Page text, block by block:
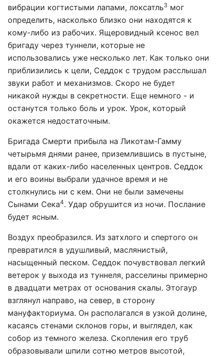
вибрации когтистыми лапами, локсатль3 мог
определить, насколько близко они находятся к
кому-либо из рабочих. Ящеровидный ксенос вел
бригаду через туннели, которые не
использовались уже несколько лет. Как только они
приблизились к цели, Седдок с трудом расслышал
звуки работ и механизмов. Скоро не будет
никакой нужды в секретности. Еще немного - и
останутся только боль и урок. Урок, который
окажется недостаточным.
Бригада Смерти прибыла на Ликотам-Гамму
четырьмя днями ранее, приземлившись в пустыне,
вдали от каких-либо населенных центров. Седдок
и его воины выбрали удачное время и не
столкнулись ни с кем. Они не были замечены
Сынами Сека4. Удар обрушится из ночи. Послание
будет ясным.
Воздух преобразился. Из затхлого и спертого он
превратился в удушливый, маслянистый,
насыщенный песком. Седдок почувствовал легкий
ветерок у выхода из туннеля, расселины примерно
в двадцати метрах от основания скалы. Этогаур
взглянул направо, на север, в сторону
мануфакториума. Он располагался в узкой долине,
касаясь стенами склонов горы, и выглядел, как
собор из темного железа. Скопления его труб
образовывали шпили сотню метров высотой,